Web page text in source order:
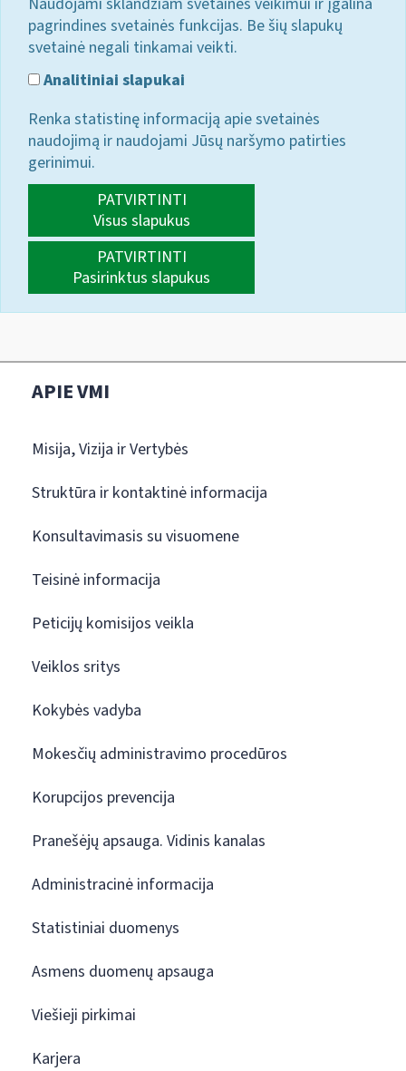
pagrindines svetainės funkcijas. Be šių slapukų
svetainė negali tinkamai veikti.
Analitiniai slapukai
Renka statistinę informaciją apie svetainės
naudojimą ir naudojami Jūsų naršymo patirties
gerinimui.
PATVIRTINTI
Visus slapukus
PATVIRTINTI
Pasirinktus slapukus
APIE VMI
Misija, Vizija ir Vertybės
Struktūra ir kontaktinė informacija
Konsultavimasis su visuomene
Teisinė informacija
Peticijų komisijos veikla
Veiklos sritys
Kokybės vadyba
Mokesčių administravimo procedūros
Korupcijos prevencija
Pranešėjų apsauga. Vidinis kanalas
Administracinė informacija
Statistiniai duomenys
Asmens duomenų apsauga
Viešieji pirkimai
Karjera